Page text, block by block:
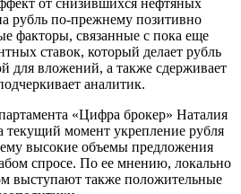
рубль по-прежнему позитивно
факторы, связанные с пока еще
ставок, который делает рубль
для вложений, а также сдерживает
аналитик.
«Цифра брокер» Наталия
текущий момент укрепление рубля
высокие объемы предложения
спросе. По ее мнению, локально
выступают также положительные